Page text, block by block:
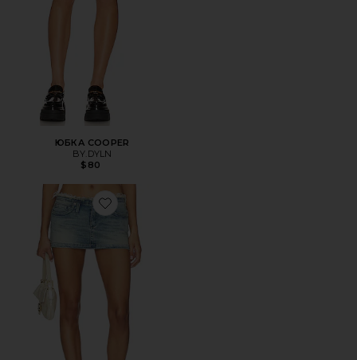
ЮБКА COOPER
BY.DYLN
$80
Favorite ЮБКА МИНИ 0